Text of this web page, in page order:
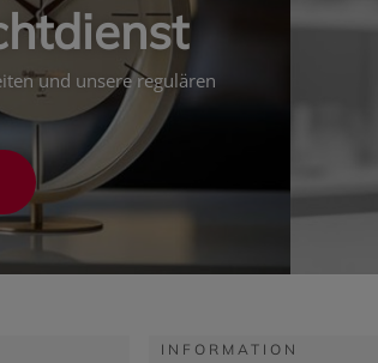
und unsere regulären
INFORMATION